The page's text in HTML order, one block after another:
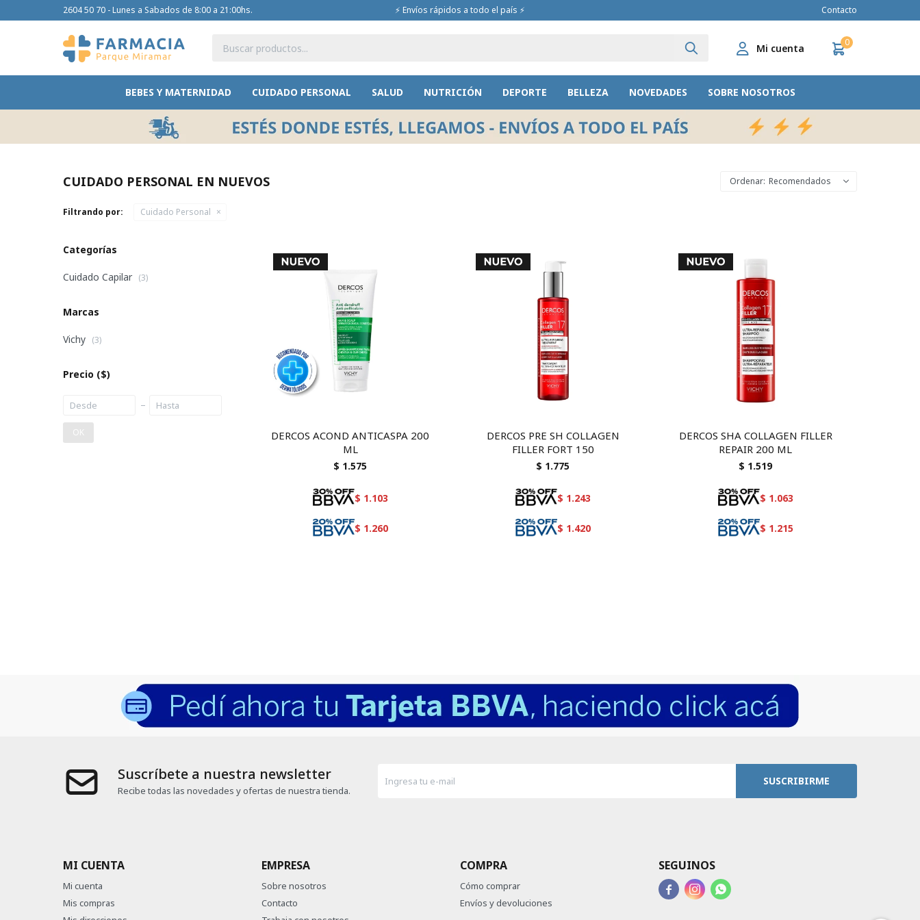
BEBES Y MATERNIDAD CUIDADO PERSONAL SALUD NUTRICIÓN DEPORTE BELLEZA NOVEDADES SOBRE NOSOTROS
0
2604 50 70 - Lunes a Sabados de 8:00 a 21:00hs. ⚡ Envíos rápidos a todo el país ⚡ Contacto
CUIDADO PERSONAL EN NUEVOS Recomendados
Filtrando por: Cuidado Personal
DERCOS ACOND ANTICASPA 200
ML
$ 1.575
$ 1.103
$ 1.260
DERCOS PRE SH COLLAGEN
FILLER FORT 150
$ 1.775
$ 1.243
$ 1.420
DERCOS SHA COLLAGEN FILLER
REPAIR 200 ML
$ 1.519
$ 1.063
$ 1.215
Categorías
Cuidado Capilar (3)
Marcas
Vichy (3)
Precio ($)
OK
Suscríbete a nuestra newsletter
Recibe todas las novedades y ofertas de nuestra tienda.
SUSCRIBIRME
MI CUENTA
Mi cuenta
Mis compras
EMPRESA
Sobre nosotros
Contacto
COMPRA
Cómo comprar
Envíos y devoluciones
SEGUINOS
  